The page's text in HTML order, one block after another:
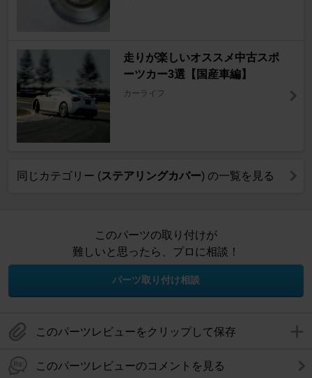
走りが楽しいオススメ中古スポ
ーツカー3選【国産車編】
カーライフ
同じカテゴリー (ステアリングカバー) の一覧を見る
このパーツの取り付けが
難しいと思ったら、プロに相談！
パーツ取り付け相談
このパーツレビューをクリップして保存
このパーツレビューのコメントを見る